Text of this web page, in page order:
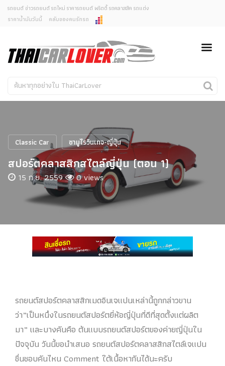
ยกเลิกการแจ้งเตือน
คุณต้องการยกเลิกการแจ้งเตือนข่าวสารเมื่อมีการอัพเดต
ใช่หรือไม่?
ไม่
รถยนต์ ข่าวรถยนต์ รถใหม่ ราคารถยนต์ พริตตี้ รถคลาสสิค รถแต่ง
ราคาน้ำมันวันนี้
คลับของคนรักรถ
รถใหม่
คนรักรถ
รถแต่ง
Car In The Movie
สเปคราคา รถยนต์
Classic Car ซามูไรวินเทจ-ญี่ปุ่น
สปอร์ตคลาสสิกสไตล์ญี่ปุ่น (ตอน 1)
15 ก.ย. 2559 0 views
รถยนต์สปอร์ตคลาสสิกเมดอินเจแปนเหล่านี้ถูกกล่าวขาน
ว่า”เป็นหนึ่งในรถยนต์สปอร์ตยี่ห้อญี่ปุ่นที่ดีที่สุดตั้งแต่ผลิต
มา” และบางคันคือ ต้นแบบรถยนต์สปอร์ตของค่ายญี่ปุ่นใน
ปัจจุบัน วันนี้ขอนำเสนอ รถยนต์สปอร์ตคลาสสิกสไตล์เจแปน
ชื่นชอบคันไหน Comment ใต้เนื้อหากันได้นะครับ